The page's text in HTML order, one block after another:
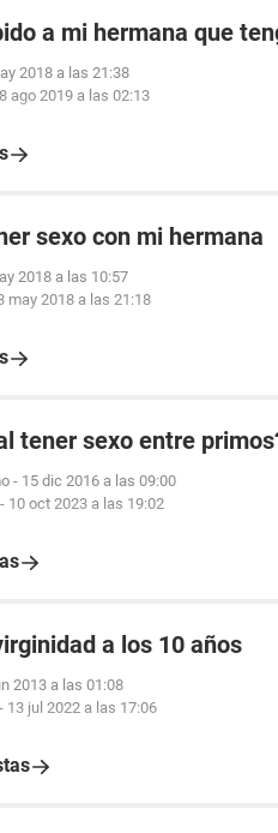
a mi hermana que
2018 a las 21:38
ago 2019 a las 02:13
sexo con mi hermana
2018 a las 10:57
may 2018 a las 21:18
tener sexo entre
- 15 dic 2016 a las 09:00
- 10 oct 2023 a las 19:02
a los 10 años
2013 a las 01:08
- 13 jul 2022 a las 17:06